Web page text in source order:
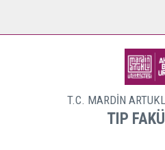
T.C. MARDİN
TIP